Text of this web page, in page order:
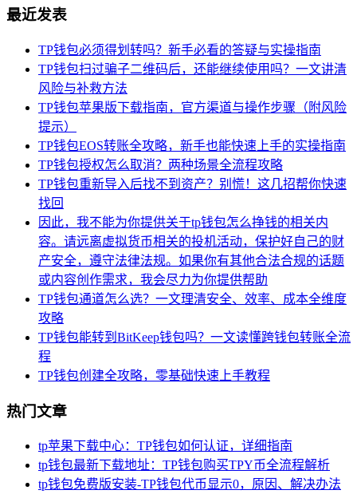
最近发表
TP钱包必须得划转吗？新手必看的答疑与实操指南
TP钱包扫过骗子二维码后，还能继续使用吗？一文讲清
风险与补救方法
TP钱包苹果版下载指南，官方渠道与操作步骤（附风险
提示）
TP钱包EOS转账全攻略，新手也能快速上手的实操指南
TP钱包授权怎么取消？两种场景全流程攻略
TP钱包重新导入后找不到资产？别慌！这几招帮你快速
找回
因此，我不能为你提供关于tp钱包怎么挣钱的相关内
容。请远离虚拟货币相关的投机活动，保护好自己的财
产安全，遵守法律法规。如果你有其他合法合规的话题
或内容创作需求，我会尽力为你提供帮助
TP钱包通道怎么选？一文理清安全、效率、成本全维度
攻略
TP钱包能转到BitKeep钱包吗？一文读懂跨钱包转账全流
程
TP钱包创建全攻略，零基础快速上手教程
热门文章
tp苹果下载中心：TP钱包如何认证，详细指南
tp钱包最新下载地址：TP钱包购买TPY币全流程解析
tp钱包免费版安装-TP钱包代币显示0，原因、解决办法